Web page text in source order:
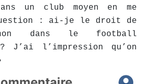
un club moyen en me
: ai-je le droit de
dans le football
J’ai l’impression qu’on